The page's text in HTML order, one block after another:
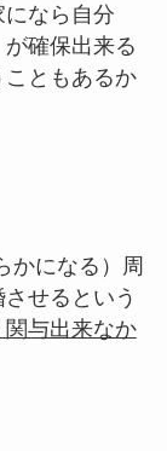
なら自分
が確保出来る
こともあるか
かになる）周
せるという
与出来なか